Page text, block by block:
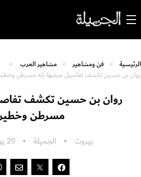
الرئيسية فن ومشاهير
مشاهير العرب
روان بن حسين تكشف تفاصيل مرضها: إنه مسرطن
روان بن حسين تكشف
مسرطن
بيروت الجميلة 29 يوليو 2020